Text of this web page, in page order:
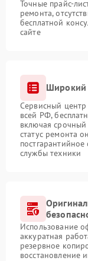
Точные прайс-
ремонта,
бесплатной
сайте
Широкий
Сервисный центр
всей РФ,
включая
статус ремонта
службы техники
Использование
аккуратная
резервное
восстановление